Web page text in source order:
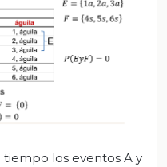
los eventos A y